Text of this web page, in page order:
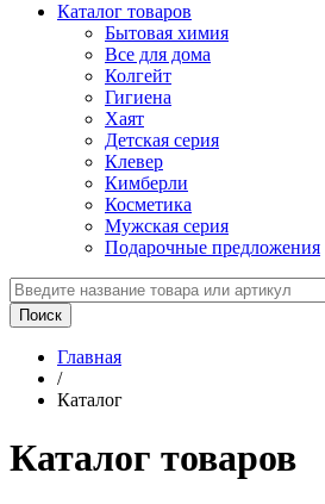
Каталог товаров
Бытовая химия
Все для дома
Колгейт
Гигиена
Хаят
Детская серия
Клевер
Кимберли
Косметика
Мужская серия
Подарочные предложения
Главная
/
Каталог
Каталог товаров